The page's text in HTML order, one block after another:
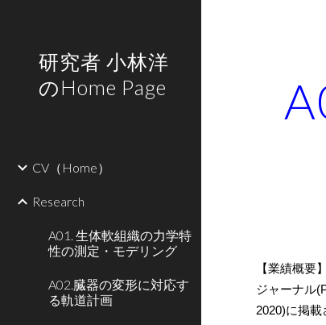
研究者 小林洋
のHome Page
CV（Home）
Research
A01. 生体軟組織の力学特
性の測定・モデリング
A02.臓器の変形に対応す
る軌道計画
【業績概要
ジャーナル
2020)に掲載